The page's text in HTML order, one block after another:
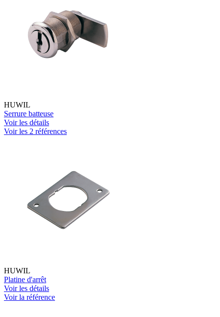
HUWIL
Serrure batteuse
Voir les détails
Voir les 2 références
HUWIL
Platine d'arrêt
Voir les détails
Voir la référence